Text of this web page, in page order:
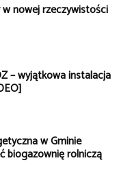
nowej rzeczywistości
– wyjątkowa instalacja
w Gminie
biogazownię rolniczą